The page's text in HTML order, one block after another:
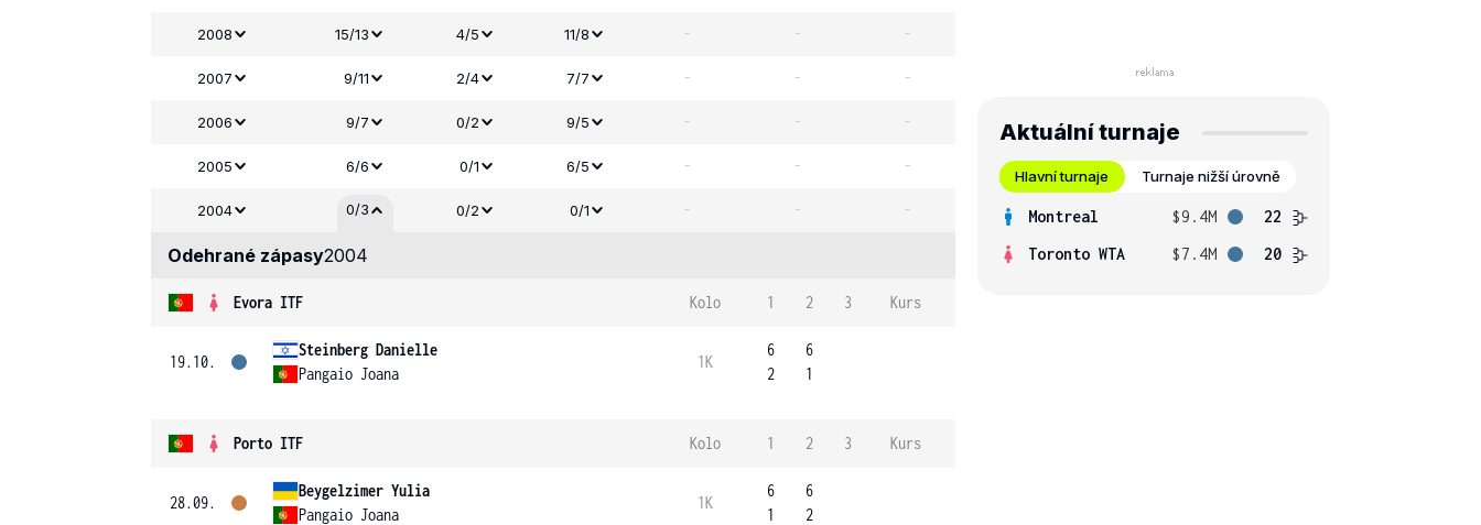
2008 15/13 4/5 11/8 - - -
2007 9/11 2/4 7/7 - - -
2006 9/7 0/2 9/5 - - -
2005 6/6 0/1 6/5 - - -
2004 0/3 0/2 0/1 - - -
Odehrané zápasy2004
Evora ITF Kolo 1 2 3 Kurs
19.10.
Steinberg Danielle
Pangaio Joana
1K
6
2
6
1
Porto ITF Kolo 1 2 3 Kurs
28.09.
Beygelzimer Yulia
Pangaio Joana
1K
6
1
6
2
Aktuální turnaje
Hlavní turnaje Turnaje nižší úrovně
Montreal $9.4M
22
Toronto WTA
$7.4M 20